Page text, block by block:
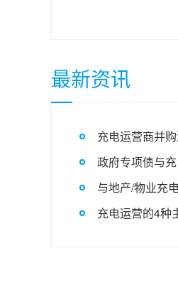
最新资讯
充电运营商并
政府专项债与
与地产/物业充
充电运营的4种